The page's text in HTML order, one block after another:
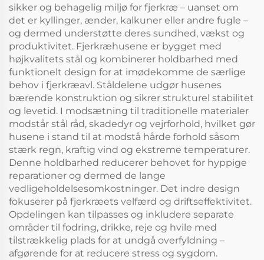
sikker og behagelig miljø for fjerkræ – uanset om
det er kyllinger, ænder, kalkuner eller andre fugle –
og dermed understøtte deres sundhed, vækst og
produktivitet. Fjerkræhusene er bygget med
højkvalitets stål og kombinerer holdbarhed med
funktionelt design for at imødekomme de særlige
behov i fjerkræavl. Ståldelene udgør husenes
bærende konstruktion og sikrer strukturel stabilitet
og levetid. I modsætning til traditionelle materialer
modstår stål råd, skadedyr og vejrforhold, hvilket gør
husene i stand til at modstå hårde forhold såsom
stærk regn, kraftig vind og ekstreme temperaturer.
Denne holdbarhed reducerer behovet for hyppige
reparationer og dermed de lange
vedligeholdelsesomkostninger. Det indre design
fokuserer på fjerkræets velfærd og driftseffektivitet.
Opdelingen kan tilpasses og inkludere separate
områder til fodring, drikke, reje og hvile med
tilstrækkelig plads for at undgå overfyldning –
afgørende for at reducere stress og sygdom.